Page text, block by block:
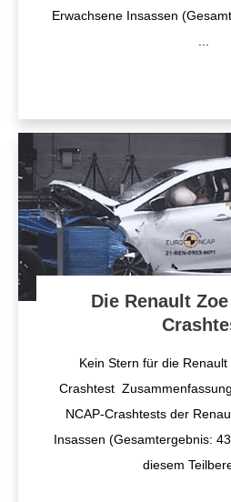
Erwachsene Insassen
Die Renault
Kein Stern für die
Crashtest
NCAP-Crashtests der
Insassen (Gesamtergebnis:
diesem